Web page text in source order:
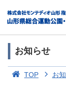
お知らせ
TOP お